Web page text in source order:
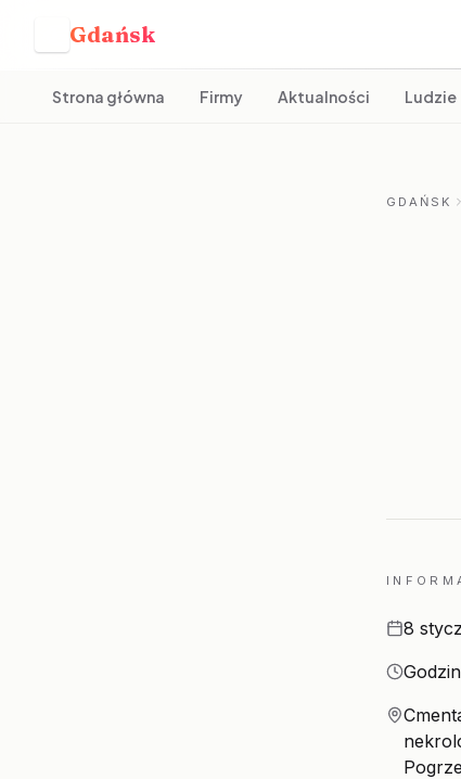
Gdańsk
Strona główna Firmy Aktualności Ludzie
GDAŃSK
Data
8
Godzina
Miejsce